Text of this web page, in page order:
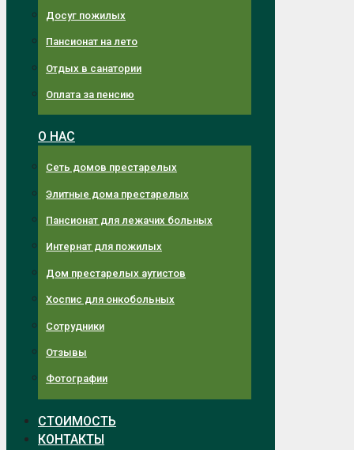
Досуг пожилых
Пансионат на лето
Отдых в санатории
Оплата за пенсию
О НАС
Сеть домов престарелых
Элитные дома престарелых
Пансионат для лежачих больных
Интернат для пожилых
Дом престарелых аутистов
Хоспис для онкобольных
Сотрудники
Отзывы
Фотографии
СТОИМОСТЬ
КОНТАКТЫ